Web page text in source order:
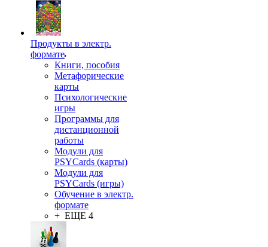
Продукты в электр.
формате
Книги, пособия
Метафорические
карты
Психологические
игры
Программы для
дистанционной
работы
Модули для
PSYCards (карты)
Модули для
PSYCards (игры)
Обучение в электр.
формате
+ ЕЩЕ 4